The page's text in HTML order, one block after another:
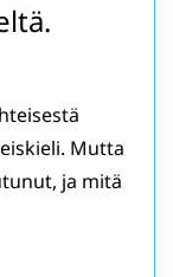
Mutta
ja mitä